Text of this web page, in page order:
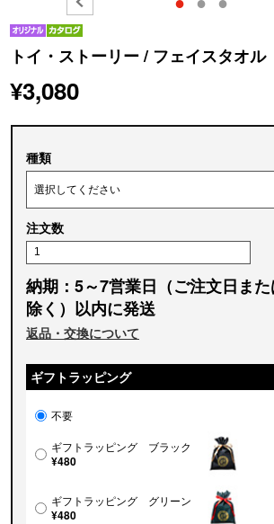
トイ・ストーリー / フェイスタオル
¥3,080
種類
注文数
納期：5～7営業日（ご注文日ま
除く）以内に発送
返品・交換について
ギフトラッピング
不要
ギフトラッピング ブラック
¥480
ギフトラッピング グリーン
¥480